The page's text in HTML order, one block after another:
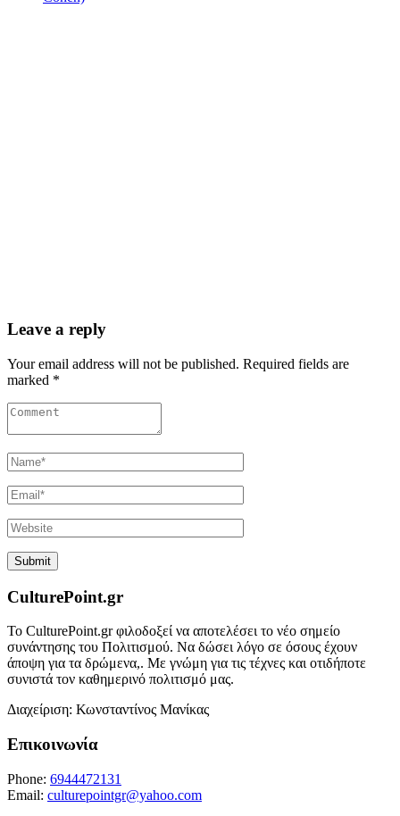
Leave a reply
Your email address will not be published. Required fields are
marked *
CulturePoint.gr
Το CulturePoint.gr φιλοδοξεί να αποτελέσει το νέο σημείο
συνάντησης του Πολιτισμού. Να δώσει λόγο σε όσους έχουν
άποψη για τα δρώμενα,. Με γνώμη για τις τέχνες και οτιδήποτε
συνιστά τον καθημερινό πολιτισμό μας.
Διαχείριση: Κωνσταντίνος Μανίκας
Επικοινωνία
Phone: 6944472131
Email: culturepointgr@yahoo.com